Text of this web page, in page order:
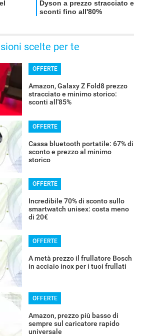
scelte per te
OFFERTE
Amazon, Galaxy Z Fold8 prezzo
stracciato e minimo storico:
sconti all'85%
OFFERTE
Cassa bluetooth portatile: 67% di
sconto e prezzo al minimo
storico
OFFERTE
Incredibile 70% di sconto sullo
smartwatch unisex: costa meno
di 20€
OFFERTE
A metà prezzo il frullatore Bosch
in acciaio inox per i tuoi frullati
OFFERTE
Amazon, prezzo più basso di
sempre sul caricatore rapido
universale